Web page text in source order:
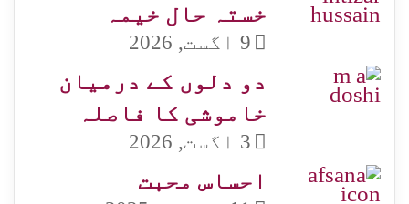
خستہ حال خیمہ
9 اگست, 2026
دو دلوں کے درمیان
خاموشی کا فاصلہ
3 اگست, 2026
احساس محبت